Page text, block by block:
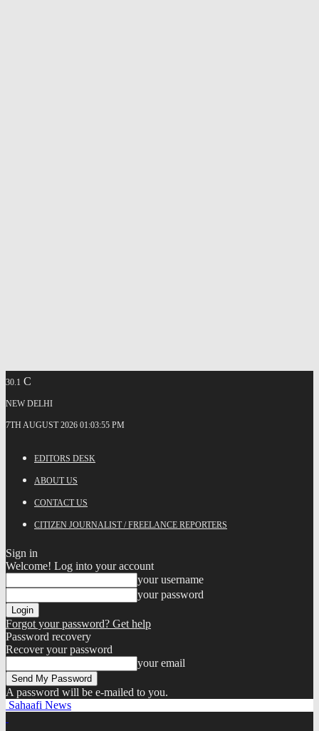
30.1 C
NEW DELHI
7TH AUGUST 2026 01:03:55 PM
EDITORS DESK
ABOUT US
CONTACT US
CITIZEN JOURNALIST / FREELANCE REPORTERS
Sign in
Welcome! Log into your account
your username
your password
Forgot your password? Get help
Password recovery
Recover your password
your email
A password will be e-mailed to you.
Sahaafi News